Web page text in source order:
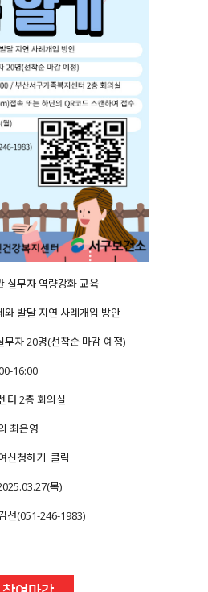
실무자 역량강화 교육
발달 지연 사례개입 방안
자 20명(선착순 마감 예정)
16:00
터 2층 회의실
최은영
신청하기' 클릭
목)
선(051-246-1983)